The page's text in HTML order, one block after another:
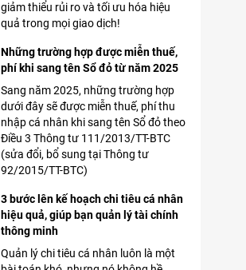
giảm thiểu rủi ro và tối ưu hóa hiệu
quả trong mọi giao dịch!
Những trường hợp được miễn thuế,
phí khi sang tên Sổ đỏ từ năm 2025
Sang năm 2025, những trường hợp
dưới đây sẽ được miễn thuế, phí thu
nhập cá nhân khi sang tên Sổ đỏ theo
Điều 3 Thông tư 111/2013/TT-BTC
(sửa đổi, bổ sung tại Thông tư
92/2015/TT-BTC)
3 bước lên kế hoạch chi tiêu cá nhân
hiệu quả, giúp bạn quản lý tài chính
thông minh
Quản lý chi tiêu cá nhân luôn là một